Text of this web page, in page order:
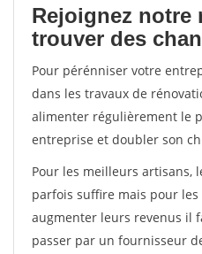
Rejoignez notre
trouver des
Pour pérénniser votre
dans les travaux de
alimenter régulièrement le
entreprise et doubler son
Pour les meilleurs artisans,
parfois suffire mais pour
augmenter leurs revenus il
passer par un fournisseur